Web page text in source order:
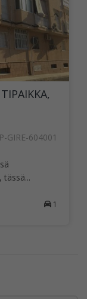
GIRE-604001
tässä...
1